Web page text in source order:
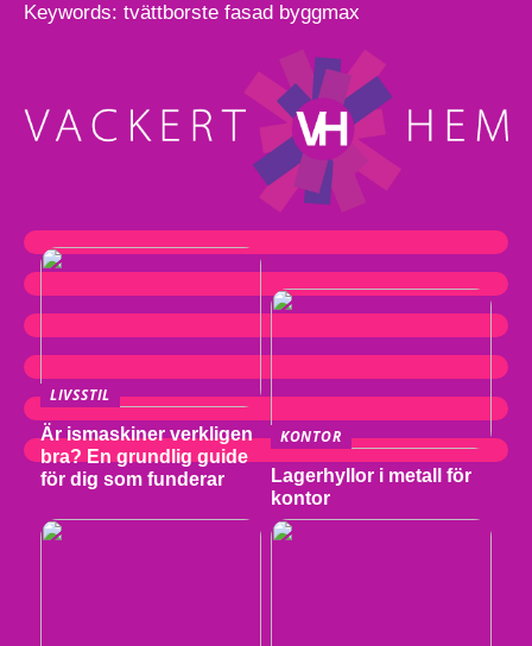
Keywords: tvättborste fasad byggmax
LIVSSTIL
Är ismaskiner verkligen
bra? En grundlig guide
för dig som funderar
KONTOR
Lagerhyllor i metall för
kontor